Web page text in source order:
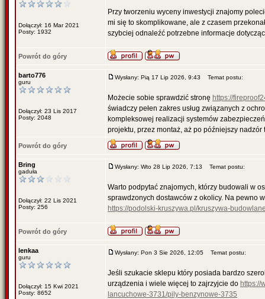
Dołączył: 16 Mar 2021
Posty: 1932
Przy tworzeniu wyceny inwestycji znajomy
mi się to skomplikowane, ale z czasem
szybciej odnaleźć potrzebne informacje
Powrót do góry
barto776
guru
Dołączył: 23 Lis 2017
Posty: 2048
Wysłany: Pią 17 Lip 2026, 9:43 Temat postu:
Możecie sobie sprawdzić stronę https://
świadczy pełen zakres usług związanych z
kompleksowej realizacji systemów
projektu, przez montaż, aż po późniejszy nadzór
Powrót do góry
Bring
gaduła
Dołączył: 22 Lis 2021
Posty: 256
Wysłany: Wto 28 Lip 2026, 7:13 Temat postu:
Warto podpytać znajomych, którzy budowali w
sprawdzonych dostawców z okolicy. Na pewno
https://podolski-kruszywa.pl/kruszywa-
Powrót do góry
lenkaa
guru
Dołączył: 15 Kwi 2021
Posty: 8652
Wysłany: Pon 3 Sie 2026, 12:05 Temat postu:
Jeśli szukacie sklepu który posiada bardzo
urządzenia i wiele więcej to zajrzyjcie do https://
lancuchowe-3731/pily-benzynowe-3735